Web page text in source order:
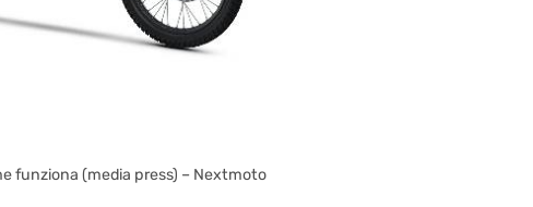
funziona (media press) – Nextmoto